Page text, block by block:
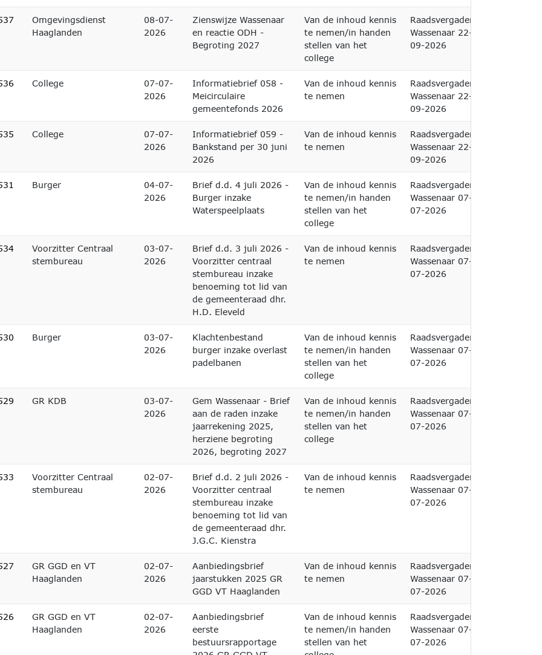
Omgevingsdienst
Haaglanden
08-07-
2026
Zienswijze Wassenaar
en reactie ODH -
Begroting 2027
Van de inhoud kennis
te nemen/in handen
stellen van het
college
Raadsvergadering
Wassenaar 22-
09-2026
College
07-07-
2026
Informatiebrief 058 -
Meicirculaire
gemeentefonds 2026
Van de inhoud kennis
te nemen
Raadsvergadering
Wassenaar 22-
09-2026
College
07-07-
2026
Informatiebrief 059 -
Bankstand per 30 juni
2026
Van de inhoud kennis
te nemen
Raadsvergadering
Wassenaar 22-
09-2026
Burger
04-07-
2026
Brief d.d. 4 juli 2026 -
Burger inzake
Waterspeelplaats
Van de inhoud kennis
te nemen/in handen
stellen van het
college
Raadsvergadering
Wassenaar 07-
07-2026
Voorzitter Centraal
stembureau
03-07-
2026
Brief d.d. 3 juli 2026 -
Voorzitter centraal
stembureau inzake
benoeming tot lid van
de gemeenteraad dhr.
H.D. Eleveld
Van de inhoud kennis
te nemen
Raadsvergadering
Wassenaar 07-
07-2026
Burger
03-07-
2026
Klachtenbestand
burger inzake overlast
padelbanen
Van de inhoud kennis
te nemen/in handen
stellen van het
college
Raadsvergadering
Wassenaar 07-
07-2026
GR KDB
03-07-
2026
Gem Wassenaar - Brief
aan de raden inzake
jaarrekening 2025,
herziene begroting
2026, begroting 2027
Van de inhoud kennis
te nemen/in handen
stellen van het
college
Raadsvergadering
Wassenaar 07-
07-2026
Voorzitter Centraal
stembureau
02-07-
2026
Brief d.d. 2 juli 2026 -
Voorzitter centraal
stembureau inzake
benoeming tot lid van
de gemeenteraad dhr.
J.G.C. Kienstra
Van de inhoud kennis
te nemen
Raadsvergadering
Wassenaar 07-
07-2026
GR GGD en VT
Haaglanden
02-07-
2026
Aanbiedingsbrief
jaarstukken 2025 GR
GGD VT Haaglanden
Van de inhoud kennis
te nemen
Raadsvergadering
Wassenaar 07-
07-2026
GR GGD en VT
Haaglanden
02-07-
2026
Aanbiedingsbrief
eerste
bestuursrapportage
Van de inhoud kennis
te nemen/in handen
stellen van het
Raadsvergadering
Wassenaar 07-
07-2026